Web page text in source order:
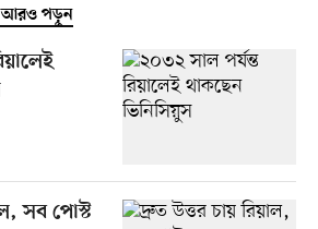
আরও পড়ুন
সব পোস্ট